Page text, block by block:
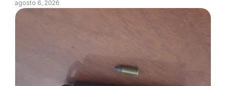
agosto 6, 2026